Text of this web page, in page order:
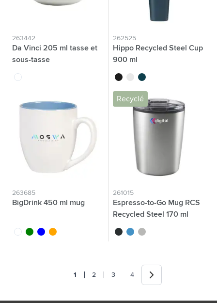
263442
Da Vinci 205 ml tasse et
sous-tasse
blanc
262525
Hippo Recycled Steel Cup
900 ml
noir blancbleu
263685
BigDrink 450 ml mug
blancvert bleu orange
Recyclé
261015
Espresso-to-Go Mug RCS
Recycled Steel 170 ml
noir bleu argenté
Vous lisez actuellement la page
1 Page
2 Page
3 Page
4 Suivant